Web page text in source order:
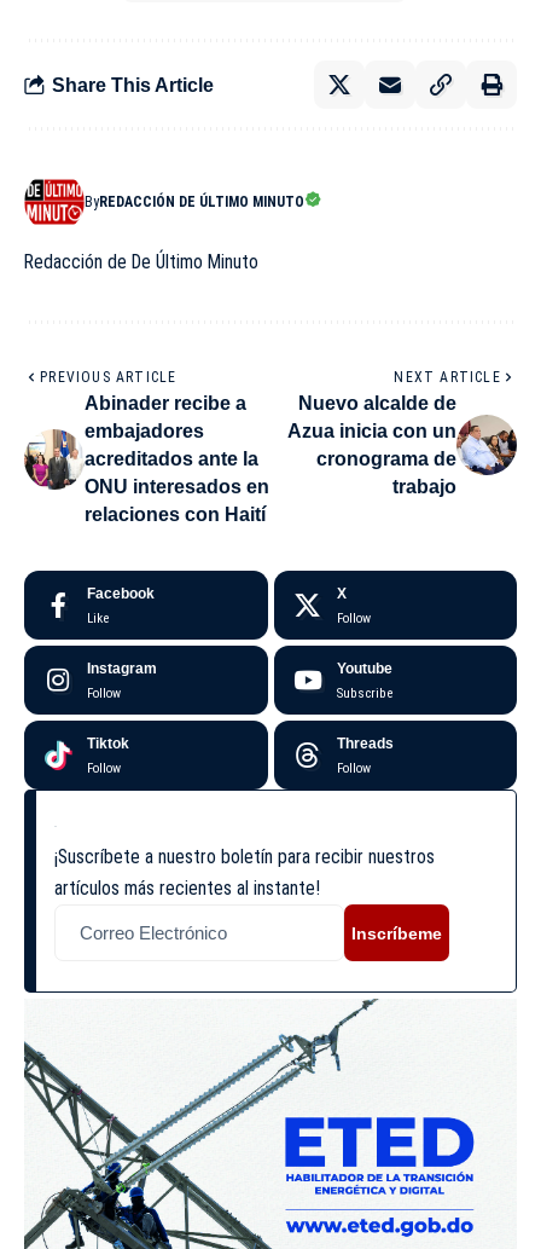
Share This Article
ByREDACCIÓN DE ÚLTIMO MINUTO
Redacción de De Último Minuto
PREVIOUS ARTICLE
Abinader recibe a
embajadores
acreditados ante la
ONU interesados en
relaciones con Haití
NEXT ARTICLE
Nuevo alcalde de
Azua inicia con un
cronograma de
trabajo
Facebook
Like
X
Follow
Instagram
Follow
Youtube
Subscribe
Tiktok
Follow
Threads
Follow
¡Suscríbete a nuestro boletín para recibir nuestros
artículos más recientes al instante!
Inscríbeme